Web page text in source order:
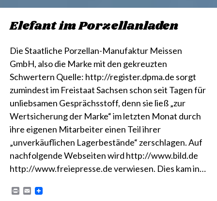
Elefant im Porzellanladen
Die Staatliche Porzellan-Manufaktur Meissen
GmbH, also die Marke mit den gekreuzten
Schwertern Quelle: http://register.dpma.de sorgt
zumindest im Freistaat Sachsen schon seit Tagen für
unliebsamen Gesprächsstoff, denn sie ließ „zur
Wertsicherung der Marke“ im letzten Monat durch
ihre eigenen Mitarbeiter einen Teil ihrer
„unverkäuflichen Lagerbestände“ zerschlagen. Auf
nachfolgende Webseiten wird http://www.bild.de
http://www.freiepresse.de verwiesen. Dies kam in…
E